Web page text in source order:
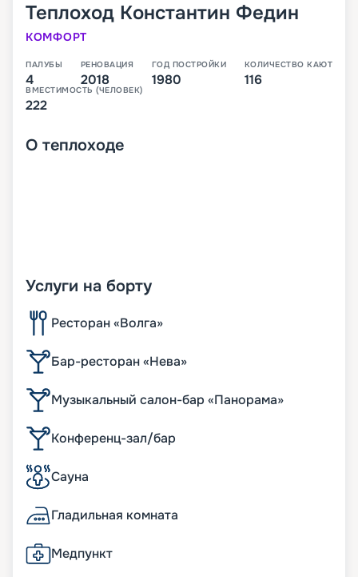
Теплоход Константин Федин
КОМФОРТ
ПАЛУБЫ
4
РЕНОВАЦИЯ
2018
ГОД ПОСТРОЙКИ
1980
КОЛИЧЕСТВО КАЮТ
116
ВМЕСТИМОСТЬ (ЧЕЛОВЕК)
222
О теплоходе
Услуги на борту
Ресторан «Волга»
Бар-ресторан «Нева»
Музыкальный салон-бар «Панорама»
Конференц-зал/бар
Сауна
Гладильная комната
Медпункт